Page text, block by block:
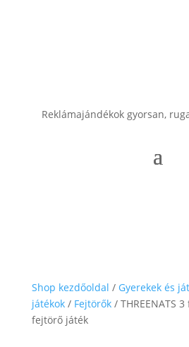
Reklámajándékok gyorsan,
Shop kezdőoldal / Gyerekek és
játékok/ Fejtörők/ THREENATS
fejtörő játék